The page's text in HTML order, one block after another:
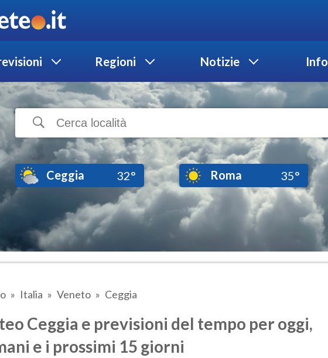
Regioni Notizie Info
Ceggia 32° Roma 35°
Italia Veneto Ceggia
Ceggia e previsioni del tempo per oggi,
e i prossimi 15 giorni